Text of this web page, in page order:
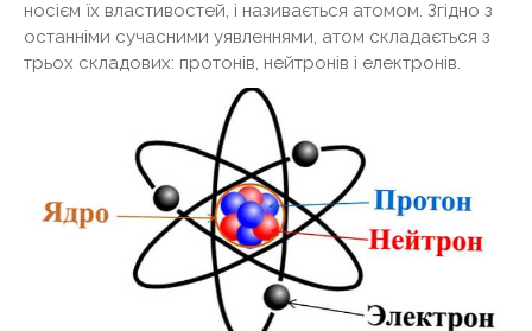
носієм їх властивостей, і називається атомом. Згідно з
останніми сучасними уявленнями, атом складається з
трьох складових: протонів, нейтронів і електронів.